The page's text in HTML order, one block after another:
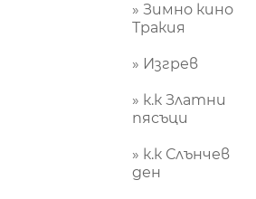
» Зимно кино
Тракия
» Изгрев
» к.к Златни
пясъци
» к.к Слънчев
ден